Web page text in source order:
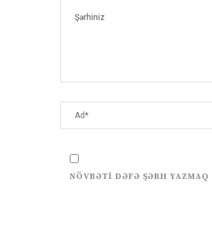
NÖVBƏTI DƏFƏ ŞƏRH YAZMAQ